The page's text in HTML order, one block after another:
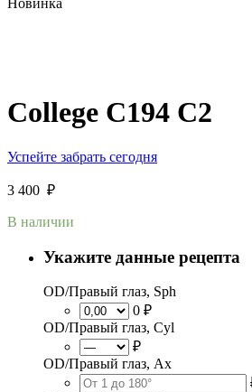
Новинка
College C194 C2
Успейте забрать сегодня
3 400 ₽
В наличии
Укажите данные рецепта
OD/Правый глаз, Sph
0 ₽
OD/Правый глаз, Cyl
₽
OD/Правый глаз, Ax